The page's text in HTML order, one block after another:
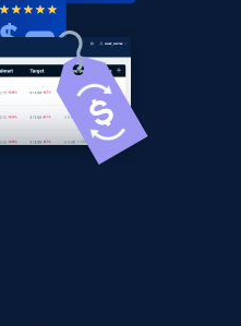
data on products
Model number,
Manufacturer,
products by